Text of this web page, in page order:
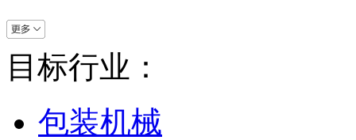
目标行业：
包装机械